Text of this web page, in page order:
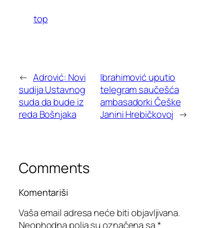
top
← Adrović: Novi
sudija Ustavnog
suda da bude iz
reda Bošnjaka
Ibrahimović uputio
telegram saučešća
ambasadorki Češke
Janini Hrebičkovoj →
Comments
Komentariši
Vaša email adresa neće biti objavljivana.
Neophodna polja su označena sa*